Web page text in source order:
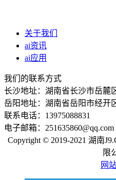
关于我们
ai资讯
ai应用
我们的联系方式
长沙地址：湖南省长沙市岳麓
岳阳地址：湖南省岳阳市经开
联系电话：13975088831
电子邮箱：251635860@qq.com
Copyright © 2019-2021 湖南
限
网